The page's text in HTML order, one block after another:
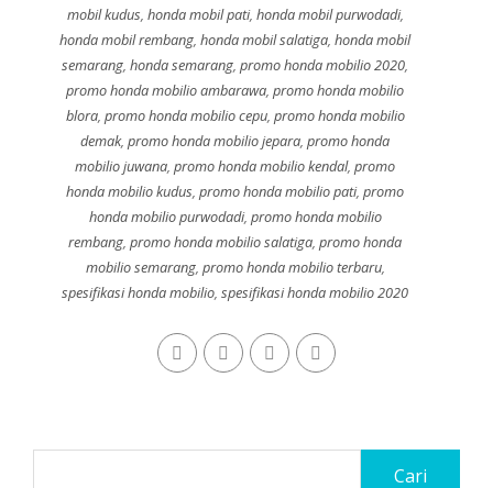
mobil kudus, honda mobil pati, honda mobil purwodadi,
honda mobil rembang,honda mobil salatiga,honda mobil
semarang,honda semarang,promo honda mobilio 2020,
promo honda mobilio ambarawa,promo honda mobilio
blora, promo honda mobilio cepu, promo honda mobilio
demak,promo honda mobilio jepara,promo honda
mobilio juwana,promo honda mobilio kendal,promo
honda mobilio kudus,promo honda mobilio pati,promo
honda mobilio purwodadi, promo honda mobilio
rembang,promo honda mobilio salatiga,promo honda
mobilio semarang, promo honda mobilio terbaru,
spesifikasi honda mobilio,spesifikasi honda mobilio 2020